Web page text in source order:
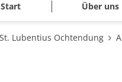
Start Über uns
Lubentius Ochtendung